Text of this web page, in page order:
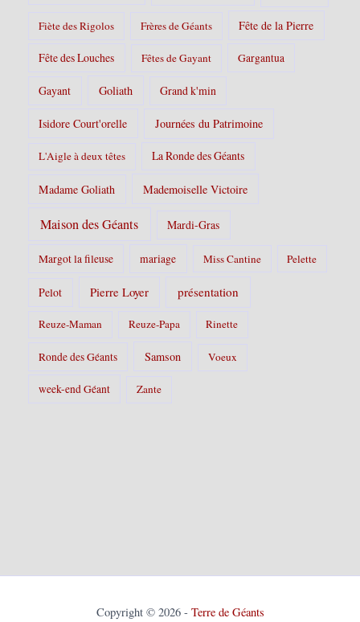
Fiète des Rigolos Frères de Géants Fête de la Pierre
Fête des Louches Fêtes de Gayant Gargantua
Gayant Goliath Grand k'min
Isidore Court'orelle Journées du Patrimoine
L'Aigle à deux têtes La Ronde des Géants
Madame Goliath Mademoiselle Victoire
Maison des Géants Mardi-Gras
Margot la fileuse mariage Miss Cantine Pelette
Pelot Pierre Loyer présentation
Reuze-Maman Reuze-Papa Rinette
Ronde des Géants Samson Voeux
week-end Géant Zante
Copyright © 2026 - Terre de Géants